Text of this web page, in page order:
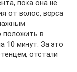
пока она не
от волос, ворса
положить в
10 минут. За это
отстали